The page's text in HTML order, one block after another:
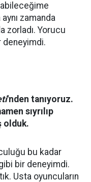
zamanda
zorladı. Yorucu
deneyimdi.
'nden tanıyoruz.
sıyrılıp
olduk.
bu kadar
bir deneyimdi.
Usta oyuncuların